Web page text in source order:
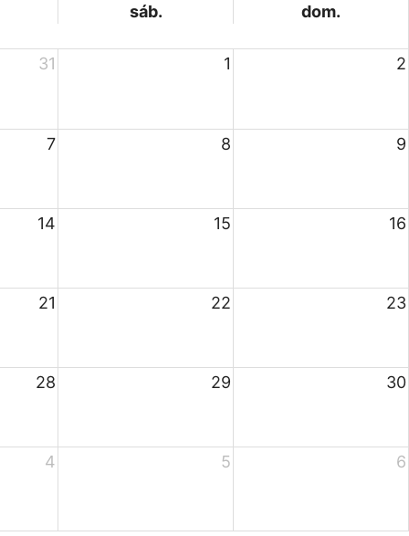
sáb. dom.
31 1 2
7 8 9
14 15 16
21 22 23
28 29 30
4 5 6